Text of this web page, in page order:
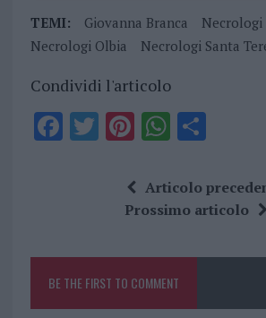
TEMI: Giovanna Branca
Necrologi
Necrologi Olbia
Necrologi Santa
Condividi l'articolo
F
o
k
T Pi
te
re
W
at
s
p
p
S
a
re
Articolo
Prossimo articolo
BE THE FIRST TO COMMENT